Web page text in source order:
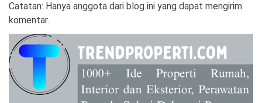
Catatan: Hanya anggota dari blog ini yang dapat mengirim
komentar.